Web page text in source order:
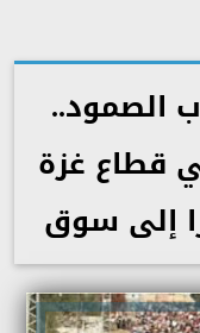
الصمود..
قطاع غزة
إلى سوق